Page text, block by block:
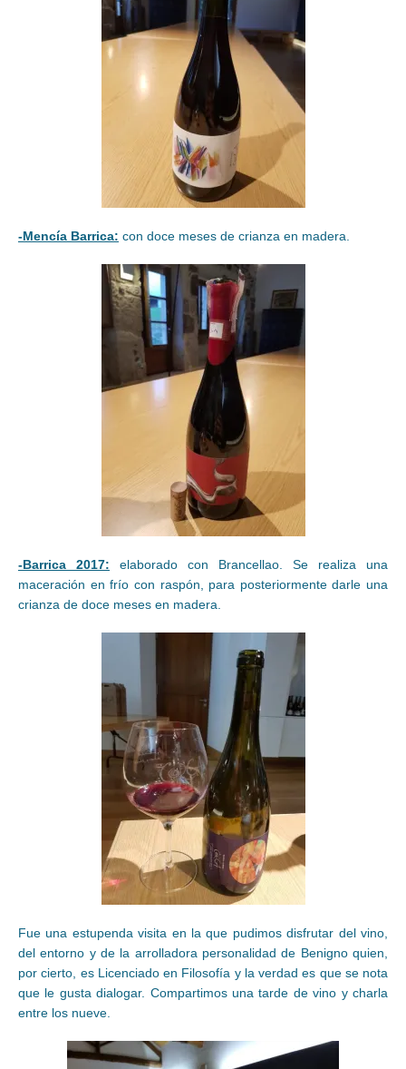
-Mencía Barrica: con doce meses de crianza en madera.
-Barrica 2017: elaborado con Brancellao. Se realiza una
maceración en frío con raspón, para posteriormente darle una
crianza de doce meses en madera.
Fue una estupenda visita en la que pudimos disfrutar del vino,
del entorno y de la arrolladora personalidad de Benigno quien,
por cierto, es Licenciado en Filosofía y la verdad es que se nota
que le gusta dialogar. Compartimos una tarde de vino y charla
entre los nueve.